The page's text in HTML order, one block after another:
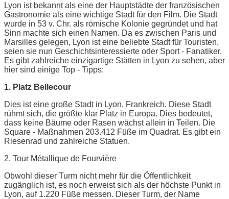
Lyon ist bekannt als eine der Hauptstädte der französischen
Gastronomie als eine wichtige Stadt für den Film. Die Stadt
wurde in 53 v. Chr. als römische Kolonie gegründet und hat
Sinn machte sich einen Namen. Da es zwischen Paris und
Marsilles gelegen, Lyon ist eine beliebte Stadt für Touristen,
seien sie nun Geschichtsinteressierte oder Sport - Fanatiker.
Es gibt zahlreiche einzigartige Stätten in Lyon zu sehen, aber
hier sind einige Top - Tipps:
1. Platz Bellecour
Dies ist eine große Stadt in Lyon, Frankreich. Diese Stadt
rühmt sich, die größte klar Platz in Europa. Dies bedeutet,
dass keine Bäume oder Rasen wächst allein in Teilen. Die
Square - Maßnahmen 203.412 Füße im Quadrat. Es gibt ein
Riesenrad und zahlreiche Statuen.
2. Tour Métallique de Fourvière
Obwohl dieser Turm nicht mehr für die Öffentlichkeit
zugänglich ist, es noch erweist sich als der höchste Punkt in
Lyon, auf 1.220 Füße messen. Dieser Turm, der Name